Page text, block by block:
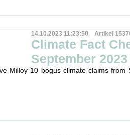
14.10.2023 11:23:50 Artikel
Climate Fact
September 2023
Milloy 10 bogus climate claims from